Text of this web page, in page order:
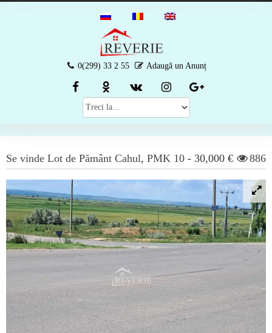
0(299) 33 2 55 Adaugă un Anunț
Se vinde Lot de Pământ Cahul, PMK 10 - 30,000 € 886